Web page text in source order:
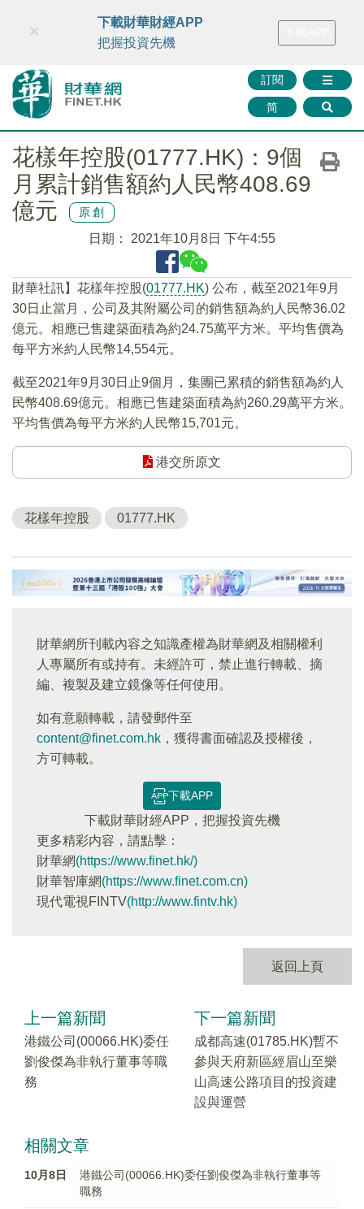
財華智庫網 FINTV FINMETA 財華證券 媒體矩陣
訂閱
简
×
下載財華財經APP
把握投資先機
花樣年控股(01777.HK)：9個
月累計銷售額約人民幣408.69
億元
原創
日期： 2021年10月8日 下午4:55
財華社訊】花樣年控股(01777.HK) 公布，截至2021年9月
30日止當月，公司及其附屬公司的銷售額為約人民幣36.02
億元。相應已售建築面積為約24.75萬平方米。平均售價為
每平方米約人民幣14,554元。
截至2021年9月30日止9個月，集團已累積的銷售額為約人
民幣408.69億元。相應已售建築面積為約260.29萬平方米。
平均售價為每平方米約人民幣15,701元。
港交所原文
花樣年控股 01777.HK
財華網所刊載內容之知識產權為財華網及相關權利
人專屬所有或持有。未經許可，禁止進行轉載、摘
編、複製及建立鏡像等任何使用。
如有意願轉載，請發郵件至
content@finet.com.hk ，獲得書面確認及授權後，
方可轉載。
下載APP
下載財華財經APP，把握投資先機
更多精彩内容，請點擊：
財華網(https://www.finet.hk/)
財華智庫網(https://www.finet.com.cn)
現代電視FINTV(http://www.fintv.hk)
返回上頁
上一篇新聞
港鐵公司(00066.HK)委任
劉俊傑為非執行董事等職
務
下一篇新聞
成都高速(01785.HK)暫不
參與天府新區經眉山至樂
山高速公路項目的投資建
設與運營
相關文章
10月8日
港鐵公司(00066.HK)委任劉俊傑為非執行董事等
職務